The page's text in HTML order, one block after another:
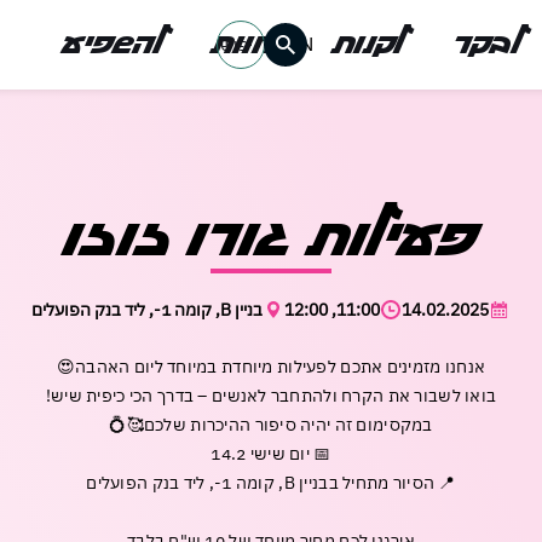
EN לבקר לקנות לחוות להשפיע
שכחתי סיסמה
דאגנו לכם
משתמש רשום
להרשמה
פעילות גורו זוזו
14.02.2025
11:00, 12:00 בניין B, קומה 1-, ליד בנק הפועלים
אנחנו מזמינים אתכם לפעילות מיוחדת במיוחד ליום האהבה😍
בואו לשבור את הקרח ולהתחבר לאנשים – בדרך הכי כיפית שיש!
במקסימום זה יהיה סיפור ההיכרות שלכם🥰💍
📅 יום שישי 14.2
📍 הסיור מתחיל בבניין B, קומה 1-, ליד בנק הפועלים